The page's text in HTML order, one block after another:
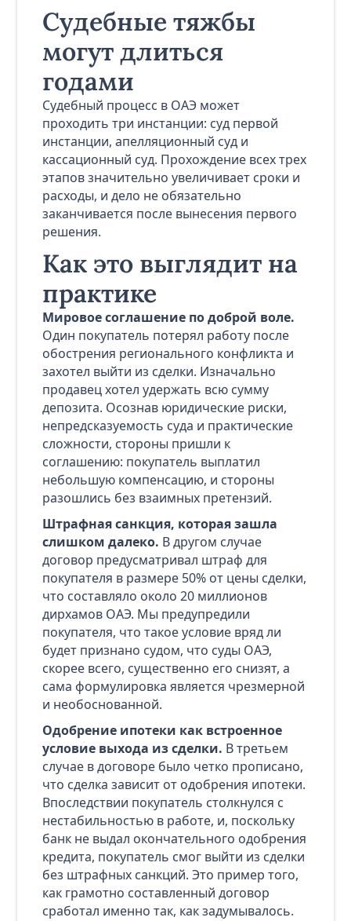
Судебные тяжбы
могут длиться
годами
Судебный процесс в ОАЭ может
проходить три инстанции: суд первой
инстанции, апелляционный суд и
кассационный суд. Прохождение всех трех
этапов значительно увеличивает сроки и
расходы, и дело не обязательно
заканчивается после вынесения первого
решения.
Как это выглядит на
практике
Мировое соглашение по доброй воле.
Один покупатель потерял работу после
обострения регионального конфликта и
захотел выйти из сделки. Изначально
продавец хотел удержать всю сумму
депозита. Осознав юридические риски,
непредсказуемость суда и практические
сложности, стороны пришли к
соглашению: покупатель выплатил
небольшую компенсацию, и стороны
разошлись без взаимных претензий.
Штрафная санкция, которая зашла
слишком далеко. В другом случае
договор предусматривал штраф для
покупателя в размере 50% от цены сделки,
что составляло около 20 миллионов
дирхамов ОАЭ. Мы предупредили
покупателя, что такое условие вряд ли
будет признано судом, что суды ОАЭ,
скорее всего, существенно его снизят, а
сама формулировка является чрезмерной
и необоснованной.
Одобрение ипотеки как встроенное
условие выхода из сделки. В третьем
случае в договоре было четко прописано,
что сделка зависит от одобрения ипотеки.
Впоследствии покупатель столкнулся с
нестабильностью в работе, и, поскольку
банк не выдал окончательного одобрения
кредита, покупатель смог выйти из сделки
без штрафных санкций. Это пример того,
как грамотно составленный договор
сработал именно так, как задумывалось.